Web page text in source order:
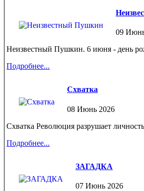
09
Неизвестный Пушкин. 6 июня - день
Подробнее...
Схватка
08 Июнь 2026
Схватка Революция разрушает
Подробнее...
ЗАГАДКА
07 Июнь 2026